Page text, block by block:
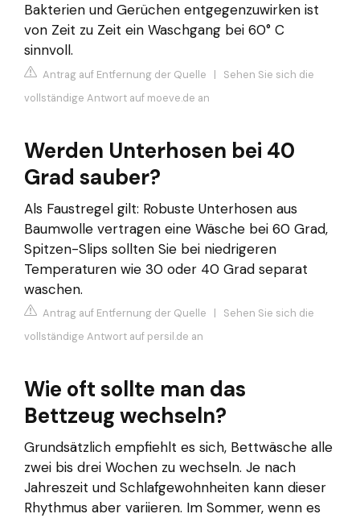
Bakterien und Gerüchen entgegenzuwirken ist
von Zeit zu Zeit ein Waschgang bei 60° C
sinnvoll.
Antrag auf Entfernung der Quelle | Sehen Sie sich die
vollständige Antwort auf moeve.de an
Werden Unterhosen bei 40
Grad sauber?
Als Faustregel gilt: Robuste Unterhosen aus
Baumwolle vertragen eine Wäsche bei 60 Grad,
Spitzen-Slips sollten Sie bei niedrigeren
Temperaturen wie 30 oder 40 Grad separat
waschen.
Antrag auf Entfernung der Quelle | Sehen Sie sich die
vollständige Antwort auf persil.de an
Wie oft sollte man das
Bettzeug wechseln?
Grundsätzlich empfiehlt es sich, Bettwäsche alle
zwei bis drei Wochen zu wechseln. Je nach
Jahreszeit und Schlafgewohnheiten kann dieser
Rhythmus aber variieren. Im Sommer, wenn es